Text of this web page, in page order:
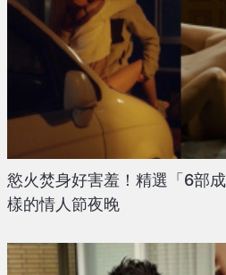
慾火焚身好害羞！精選「6部
樣的情人節夜晚